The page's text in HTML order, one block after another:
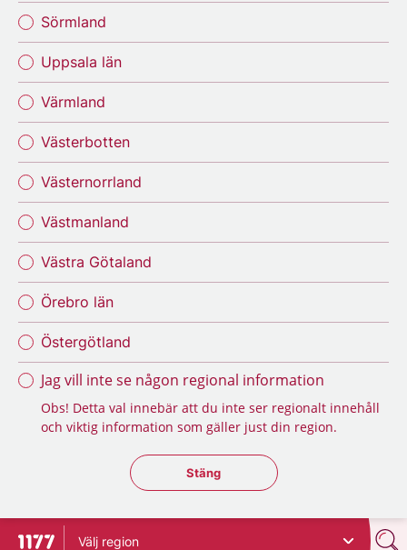
Sörmland
Uppsala län
Värmland
Västerbotten
Västernorrland
Västmanland
Västra Götaland
Örebro län
Östergötland
Jag vill inte se någon regional information
Obs! Detta val innebär att du inte ser regionalt innehåll
och viktig information som gäller just din region.
Stäng regionsväljaren
Stäng
Till startsidan för 1177
Välj region